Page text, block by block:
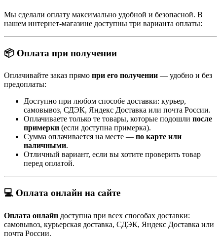
Мы сделали оплату максимально удобной и безопасной. В
нашем интернет-магазине доступны три варианта оплаты:
📦 Оплата при получении
Оплачивайте заказ прямо при его получении — удобно и без
предоплаты:
Доступно при любом способе доставки: курьер,
самовывоз, СДЭК, Яндекс Доставка или почта России.
Оплачиваете только те товары, которые подошли после
примерки (если доступна примерка).
Сумма оплачивается на месте — по карте или
наличными.
Отличный вариант, если вы хотите проверить товар
перед оплатой.
💻 Оплата онлайн на сайте
Оплата онлайн доступна при всех способах доставки:
самовывоз, курьерская доставка, СДЭК, Яндекс Доставка или
почта России.